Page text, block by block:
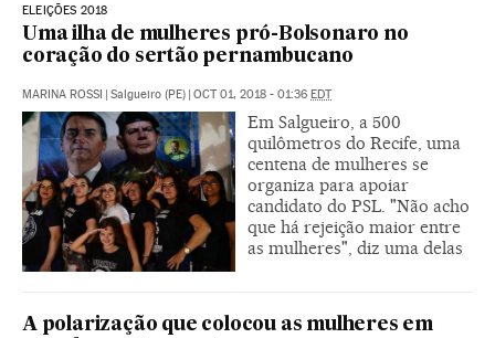
ELEIÇÕES 2018
Uma ilha de mulheres pró-Bolsonaro no
coração do sertão pernambucano
MARINA ROSSI | Salgueiro (PE) | OCT 01, 2018 - 01:36 EDT
Em Salgueiro, a 500
quilômetros do Recife, uma
centena de mulheres se
organiza para apoiar
candidato do PSL. "Não acho
que há rejeição maior entre
as mulheres", diz uma delas
A polarização que colocou as mulheres em